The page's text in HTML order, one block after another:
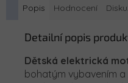
Popis Hodnocení
Detailní popis
Dětská elektrická
bohatým vybavením